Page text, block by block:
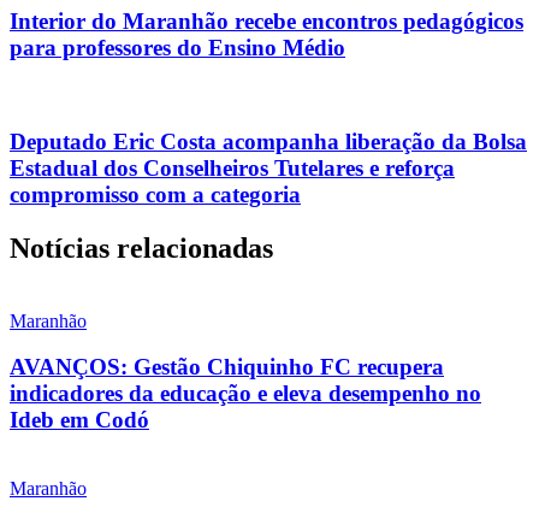
Interior do Maranhão recebe encontros pedagógicos
para professores do Ensino Médio
Deputado Eric Costa acompanha liberação da Bolsa
Estadual dos Conselheiros Tutelares e reforça
compromisso com a categoria
Notícias relacionadas
Maranhão
AVANÇOS: Gestão Chiquinho FC recupera
indicadores da educação e eleva desempenho no
Ideb em Codó
Maranhão